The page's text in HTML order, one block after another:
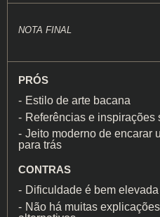
NOTA FINAL
PRÓS
Estilo de arte bacana
Referências e inspirações
Jeito moderno de encarar
para trás
CONTRAS
Dificuldade é bem elevada
Não há muitas